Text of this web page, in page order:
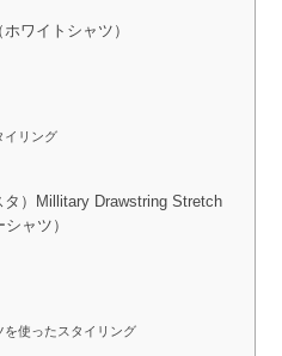
ワイトシャツ）
イリング
）Millitary Drawstring Stretch
ャツ）
を使ったスタイリング